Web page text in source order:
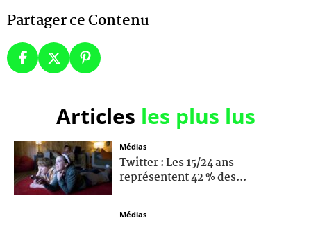
Partager ce Contenu
Articles les plus lus
Médias
Twitter : Les 15/24 ans
représentent 42 % des...
Médias